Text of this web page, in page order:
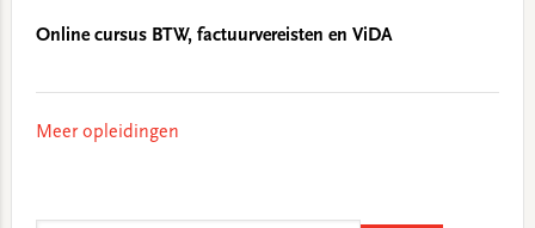
Online cursus BTW, factuurvereisten en ViDA
Meer opleidingen